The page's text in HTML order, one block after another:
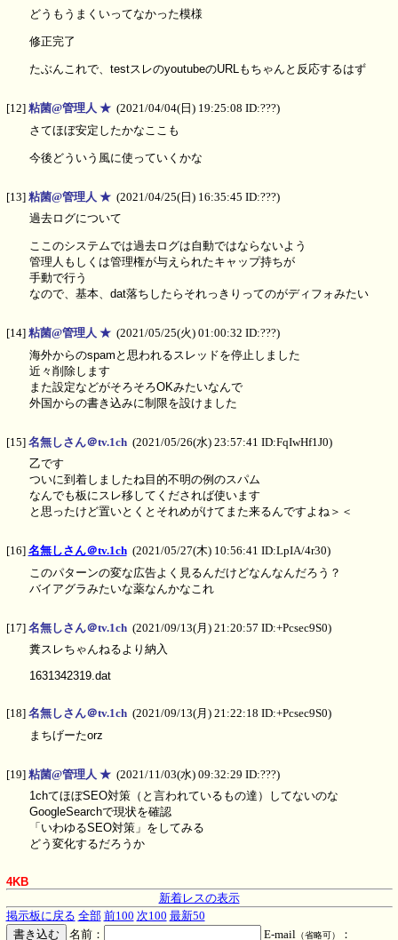
どうもうまくいってなかった模様
修正完了
たぶんこれで、testスレのyoutubeのURLもちゃんと反応するはず
[12] 粘菌@管理人 ★ (2021/04/04(日) 19:25:08 ID:???)
さてほぼ安定したかなここも
今後どういう風に使っていくかな
[13] 粘菌@管理人 ★ (2021/04/25(日) 16:35:45 ID:???)
過去ログについて
ここのシステムでは過去ログは自動ではならないよう
管理人もしくは管理権が与えられたキャップ持ちが
手動で行う
なので、基本、dat落ちしたらそれっきりってのがディフォみたい
[14] 粘菌@管理人 ★ (2021/05/25(火) 01:00:32 ID:???)
海外からのspamと思われるスレッドを停止しました
近々削除します
また設定などがそろそろOKみたいなんで
外国からの書き込みに制限を設けました
[15] 名無しさん＠tv.1ch (2021/05/26(水) 23:57:41 ID:FqIwHf1J0)
乙です
ついに到着しましたね目的不明の例のスパム
なんでも板にスレ移してくだされば使います
と思ったけど置いとくとそれめがけてまた来るんですよね＞＜
[16] 名無しさん＠tv.1ch (2021/05/27(木) 10:56:41 ID:LpIA/4r30)
このパターンの変な広告よく見るんだけどなんなんだろう？
バイアグラみたいな薬なんかなこれ
[17] 名無しさん＠tv.1ch (2021/09/13(月) 21:20:57 ID:+Pcsec9S0)
糞スレちゃんねるより納入
1631342319.dat
[18] 名無しさん＠tv.1ch (2021/09/13(月) 21:22:18 ID:+Pcsec9S0)
まちげーたorz
[19] 粘菌@管理人 ★ (2021/11/03(水) 09:32:29 ID:???)
1chてほぼSEO対策（と言われているもの達）してないのな
GoogleSearchで現状を確認
「いわゆるSEO対策」をしてみる
どう変化するだろうか
4KB
新着レスの表示
掲示板に戻る 全部 前100 次100 最新50
名前：
E-mail（省略可） ：